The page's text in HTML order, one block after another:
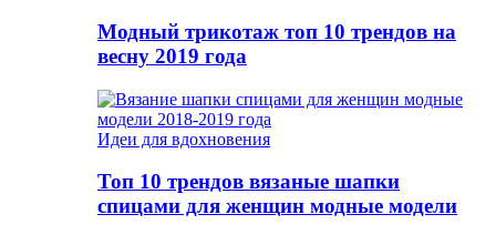
Модный трикотаж топ 10 трендов на
весну 2019 года
Идеи для вдохновения
Топ 10 трендов вязаные шапки
спицами для женщин модные модели